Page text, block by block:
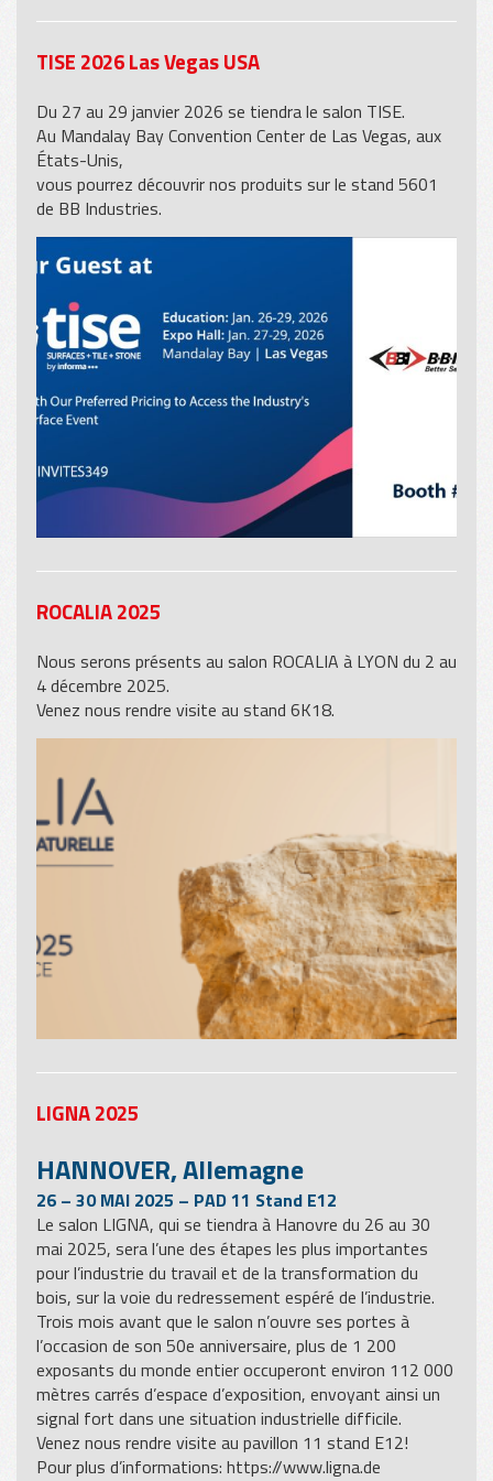
TISE 2026 Las Vegas USA
Du 27 au 29 janvier 2026 se tiendra le salon TISE.
Au Mandalay Bay Convention Center de Las Vegas, aux
États-Unis,
vous pourrez découvrir nos produits sur le stand 5601
de BB Industries.
ROCALIA 2025
Nous serons présents au salon ROCALIA à LYON du 2 au
4 décembre 2025.
Venez nous rendre visite au stand 6K18.
LIGNA 2025
HANNOVER, Allemagne
26 – 30 MAI 2025 – PAD 11 Stand E12
Le salon LIGNA, qui se tiendra à Hanovre du 26 au 30
mai 2025, sera l’une des étapes les plus importantes
pour l’industrie du travail et de la transformation du
bois, sur la voie du redressement espéré de l’industrie.
Trois mois avant que le salon n’ouvre ses portes à
l’occasion de son 50e anniversaire, plus de 1 200
exposants du monde entier occuperont environ 112 000
mètres carrés d’espace d’exposition, envoyant ainsi un
signal fort dans une situation industrielle difficile.
Venez nous rendre visite au pavillon 11 stand E12!
Pour plus d’informations: https://www.ligna.de